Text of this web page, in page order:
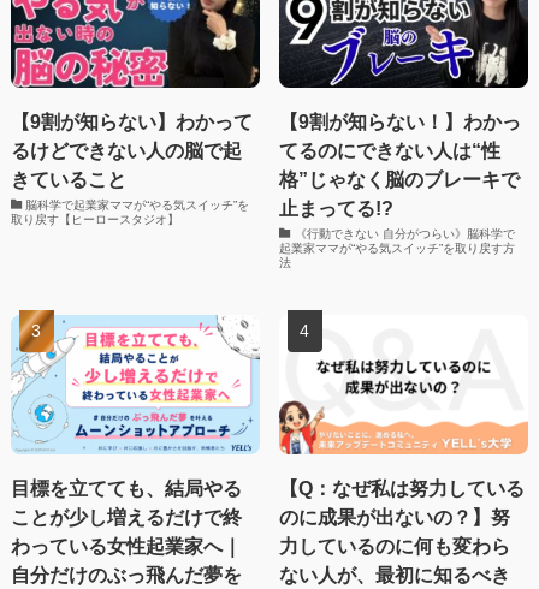
【9割が知らない】わかって
るけどできない人の脳で起
きていること
脳科学で起業家ママが“やる気スイッチ”を
取り戻す【ヒーロースタジオ】
【9割が知らない！】わかっ
てるのにできない人は“性
格”じゃなく脳のブレーキで
止まってる!?
《行動できない 自分がつらい》脳科学で
起業家ママが“やる気スイッチ”を取り戻す方
法
目標を立てても、結局やる
ことが少し増えるだけで終
わっている女性起業家へ｜
自分だけのぶっ飛んだ夢を
【Q：なぜ私は努力している
のに成果が出ないの？】努
力しているのに何も変わら
ない人が、最初に知るべき